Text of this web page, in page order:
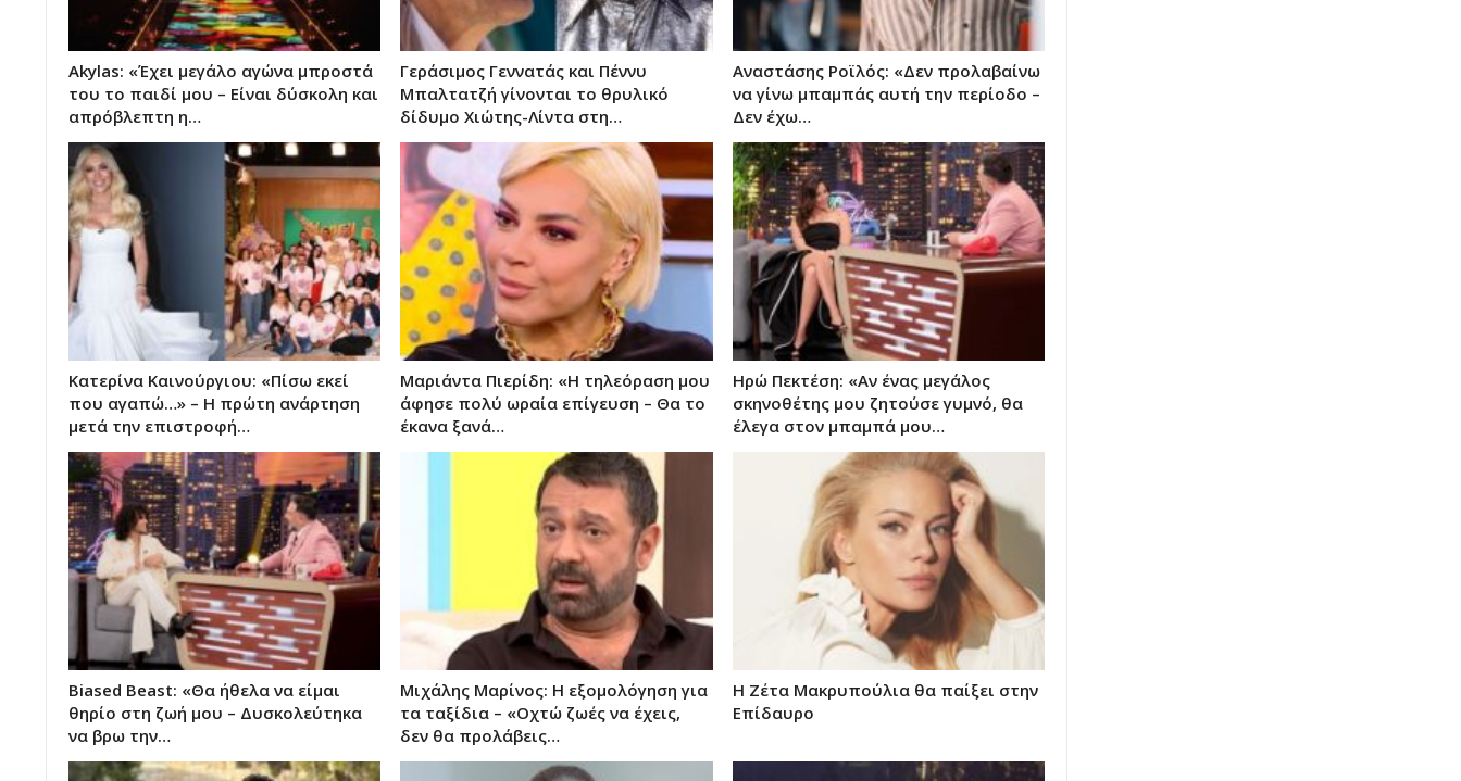
Akylas: «Έχει μεγάλο αγώνα μπροστά
του το παιδί μου – Είναι δύσκολη και
απρόβλεπτη η…
Γεράσιμος Γεννατάς και Πέννυ
Μπαλτατζή γίνονται το θρυλικό
δίδυμο Χιώτης-Λίντα στη…
Αναστάσης Ροϊλός: «Δεν προλαβαίνω
να γίνω μπαμπάς αυτή την περίοδο –
Δεν έχω…
Κατερίνα Καινούργιου: «Πίσω εκεί
που αγαπώ…» – Η πρώτη ανάρτηση
μετά την επιστροφή…
Μαριάντα Πιερίδη: «Η τηλεόραση μου
άφησε πολύ ωραία επίγευση – Θα το
έκανα ξανά…
Ηρώ Πεκτέση: «Αν ένας μεγάλος
σκηνοθέτης μου ζητούσε γυμνό, θα
έλεγα στον μπαμπά μου…
Biased Beast: «Θα ήθελα να είμαι
θηρίο στη ζωή μου – Δυσκολεύτηκα
να βρω την…
Μιχάλης Μαρίνος: Η εξομολόγηση για
τα ταξίδια – «Οχτώ ζωές να έχεις,
δεν θα προλάβεις…
Η Ζέτα Μακρυπούλια θα παίξει στην
Επίδαυρο